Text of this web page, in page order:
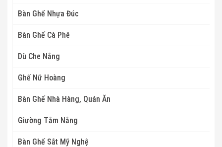
Bàn Ghế Nhựa Đúc
Bàn Ghế Cà Phê
Dù Che Nắng
Ghế Nữ Hoàng
Bàn Ghế Nhà Hàng, Quán Ăn
Giường Tắm Nắng
Bàn Ghế Sắt Mỹ Nghệ